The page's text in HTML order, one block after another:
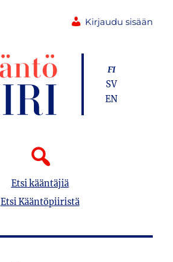
Kirjaudu sisään
Etsi kääntäjiä
Etsi Kääntöpiiristä
FI
SV
EN